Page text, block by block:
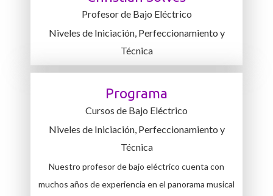
Profesor de Bajo Eléctrico
Niveles de Iniciación, Perfeccionamiento y
Técnica
Programa
Cursos de Bajo Eléctrico
Niveles de Iniciación, Perfeccionamiento y
Técnica
Nuestro profesor de bajo eléctrico cuenta con
muchos años de experiencia en el panorama musical